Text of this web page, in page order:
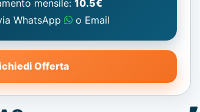
mensile: 10.5€
WhatsApp
o Email
Offerta